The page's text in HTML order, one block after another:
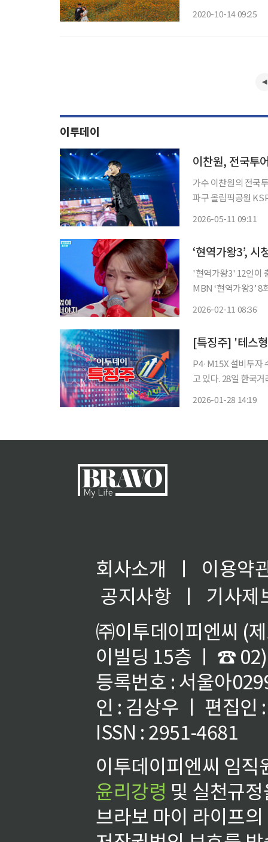
2020-10-14 09:25
이투데이
이찬원, 전국투
가수 이찬원의 전국투어
파구 올림픽공원
2026-05-11 09:11
‘현역가왕3’,
'현역가왕3' 12인이 충
MBN ‘현역가왕3’
2026-02-11 08:36
P4·M15X 설비투자
고 있다. 28일 한국거래소에 따르면 오후 2시13분 테스는 전 거래일보다 16.34% 6만4800원
2026-01-28 14:19
회사소개 ㅣ
이용약
공지사항
ㅣ
기사제
㈜이투데이피엔씨 (
이빌딩 15층 ㅣ ☎
등록번호 : 서울아
인 : 김상우 ㅣ 편집인
ISSN : 2951-4681
이투데이피엔씨 임
윤리강령 및 실천규
브라보 마이 라이프